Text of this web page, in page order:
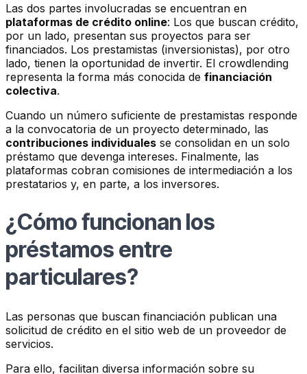
Las dos partes involucradas se encuentran en
plataformas de crédito online: Los que buscan crédito,
por un lado, presentan sus proyectos para ser
financiados. Los prestamistas (inversionistas), por otro
lado, tienen la oportunidad de invertir. El crowdlending
representa la forma más conocida de financiación
colectiva.
Cuando un número suficiente de prestamistas responde
a la convocatoria de un proyecto determinado, las
contribuciones individuales se consolidan en un solo
préstamo que devenga intereses. Finalmente, las
plataformas cobran comisiones de intermediación a los
prestatarios y, en parte, a los inversores.
¿Cómo funcionan los
préstamos entre
particulares?
Las personas que buscan financiación publican una
solicitud de crédito en el sitio web de un proveedor de
servicios.
Para ello, facilitan diversa información sobre su